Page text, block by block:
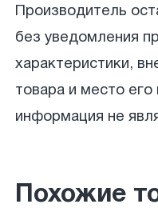
Производитель
без уведомления
характеристики,
товара и место его
информация не
Похожие